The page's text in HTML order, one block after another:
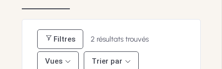
Filtres 2 résultats trouvés
Vues Trier par